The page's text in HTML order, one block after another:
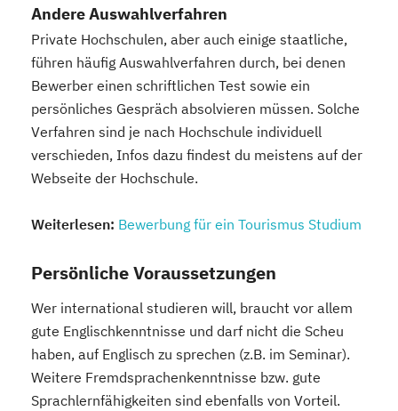
Andere Auswahlverfahren
Private Hochschulen, aber auch einige staatliche,
führen häufig Auswahlverfahren durch, bei denen
Bewerber einen schriftlichen Test sowie ein
persönliches Gespräch absolvieren müssen. Solche
Verfahren sind je nach Hochschule individuell
verschieden, Infos dazu findest du meistens auf der
Webseite der Hochschule.
Weiterlesen: Bewerbung für ein Tourismus Studium
Persönliche Voraussetzungen
Wer international studieren will, braucht vor allem
gute Englischkenntnisse und darf nicht die Scheu
haben, auf Englisch zu sprechen (z.B. im Seminar).
Weitere Fremdsprachenkenntnisse bzw. gute
Sprachlernfähigkeiten sind ebenfalls von Vorteil.